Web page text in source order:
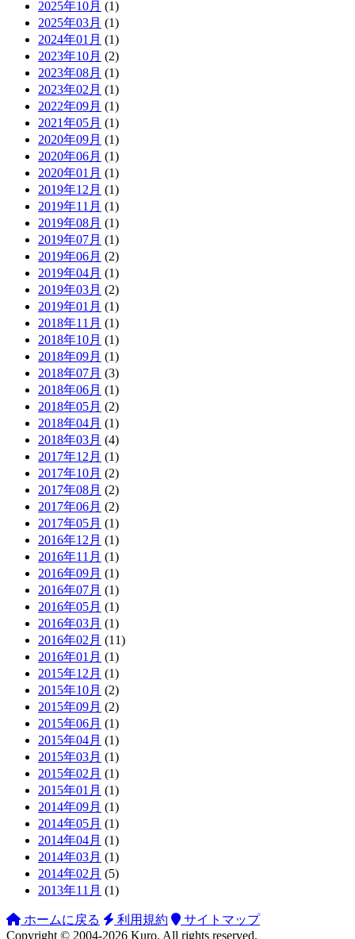
2025年10月 (1)
2025年03月 (1)
2024年01月 (1)
2023年10月 (2)
2023年08月 (1)
2023年02月 (1)
2022年09月 (1)
2021年05月 (1)
2020年09月 (1)
2020年06月 (1)
2020年01月 (1)
2019年12月 (1)
2019年11月 (1)
2019年08月 (1)
2019年07月 (1)
2019年06月 (2)
2019年04月 (1)
2019年03月 (2)
2019年01月 (1)
2018年11月 (1)
2018年10月 (1)
2018年09月 (1)
2018年07月 (3)
2018年06月 (1)
2018年05月 (2)
2018年04月 (1)
2018年03月 (4)
2017年12月 (1)
2017年10月 (2)
2017年08月 (2)
2017年06月 (2)
2017年05月 (1)
2016年12月 (1)
2016年11月 (1)
2016年09月 (1)
2016年07月 (1)
2016年05月 (1)
2016年03月 (1)
2016年02月 (11)
2016年01月 (1)
2015年12月 (1)
2015年10月 (2)
2015年09月 (2)
2015年06月 (1)
2015年04月 (1)
2015年03月 (1)
2015年02月 (1)
2015年01月 (1)
2014年09月 (1)
2014年05月 (1)
2014年04月 (1)
2014年03月 (1)
2014年02月 (5)
2013年11月 (1)
ホームに戻る 利用規約
サイトマップ
Copyright © 2004-2026 Kuro. All rights reserved.